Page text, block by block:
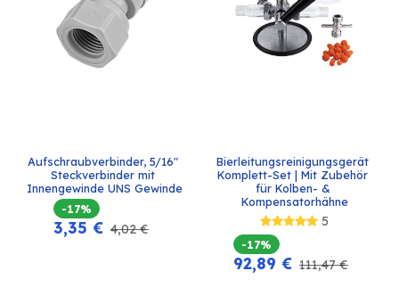
Aufschraubverbinder, 5/16"
Steckverbinder mit
Innengewinde UNS Gewinde
-17%
3,35 € 4,02€
Bierleitungsreinigungsgerät
Komplett-Set | Mit Zubehör
für Kolben- &
Kompensatorhähne
5
-17%
92,89 € 111,47€